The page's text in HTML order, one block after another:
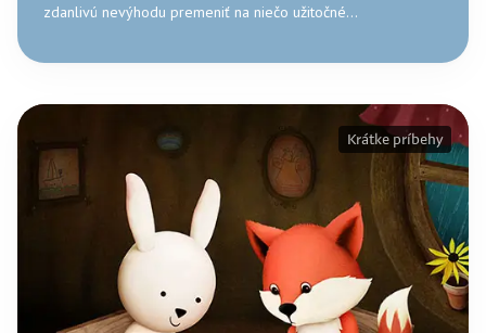
zdanlivú nevýhodu premeniť na niečo užitočné...
Krátke príbehy